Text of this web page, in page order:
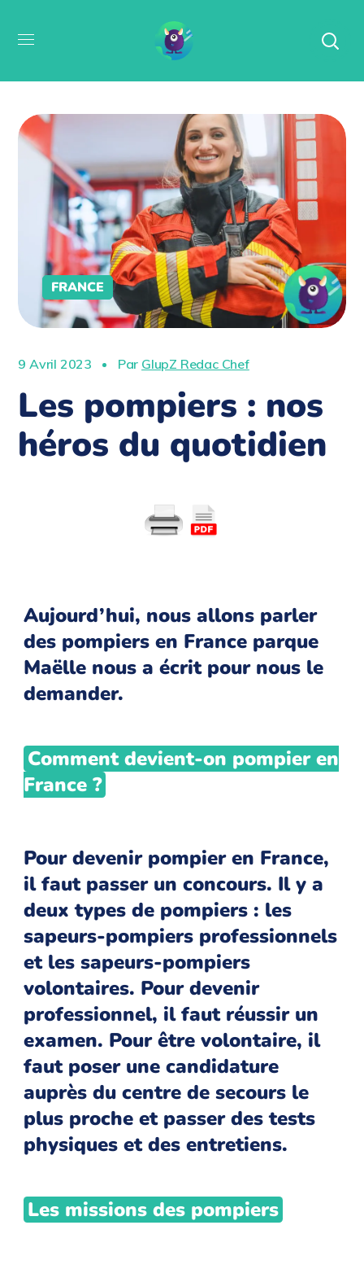
FRANCE
9 Avril 2023 Par GlupZ Redac Chef
Les pompiers : nos
héros du quotidien
Aujourd’hui, nous allons parler
des pompiers en France parque
Maëlle nous a écrit pour nous le
demander.
Comment devient-on pompier en
France ?
Pour devenir pompier en France,
il faut passer un concours. Il y a
deux types de pompiers : les
sapeurs-pompiers professionnels
et les sapeurs-pompiers
volontaires. Pour devenir
professionnel, il faut réussir un
examen. Pour être volontaire, il
faut poser une candidature
auprès du centre de secours le
plus proche et passer des tests
physiques et des entretiens.
Les missions des pompiers